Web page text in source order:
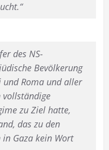
des NS-
Bevölkerung
und Roma und aller
vollständige
zu Ziel hatte,
das zu den
Gaza kein Wort